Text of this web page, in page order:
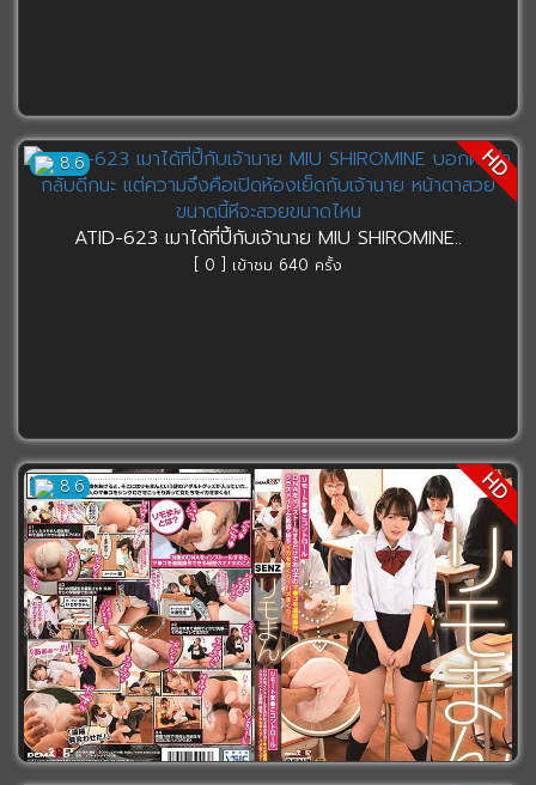
8.6 HD
ATID-623 เมาได้ที่ปี้กับเจ้านาย MIU SHIROMINE..
[ 0 ] เข้าชม 640 ครั้ง
8.6 HD